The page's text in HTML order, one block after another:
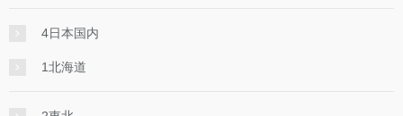
4日本国内
1北海道